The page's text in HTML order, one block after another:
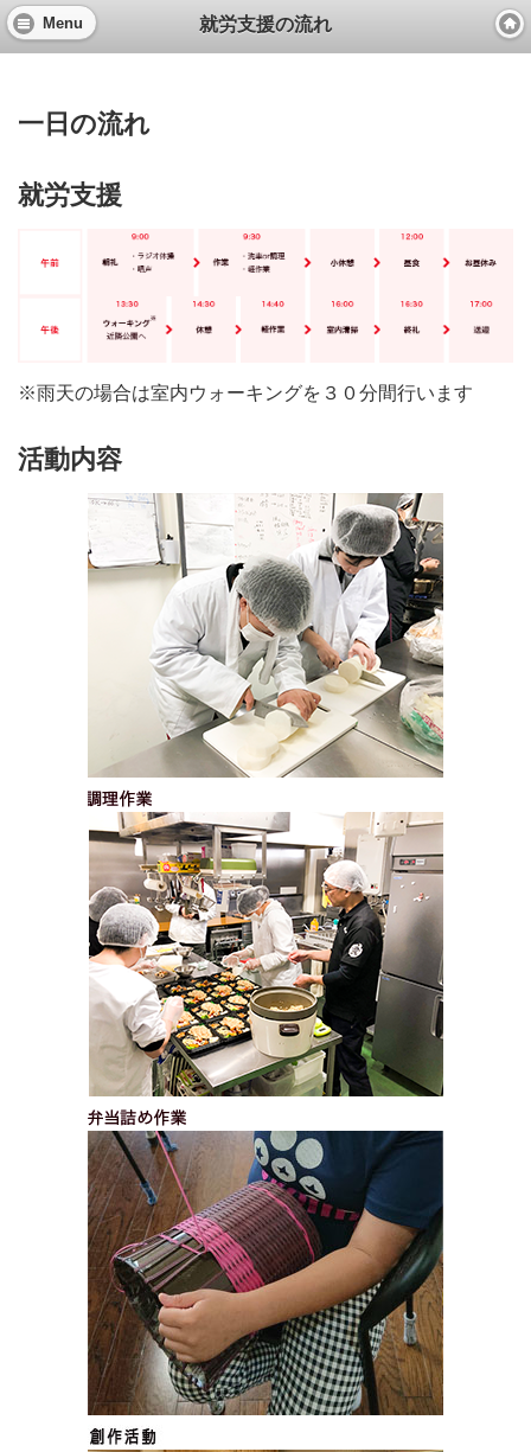
Menu 就労支援の流れ
一日の流れ
就労支援
※雨天の場合は室内ウォーキングを３０分間行います
活動内容